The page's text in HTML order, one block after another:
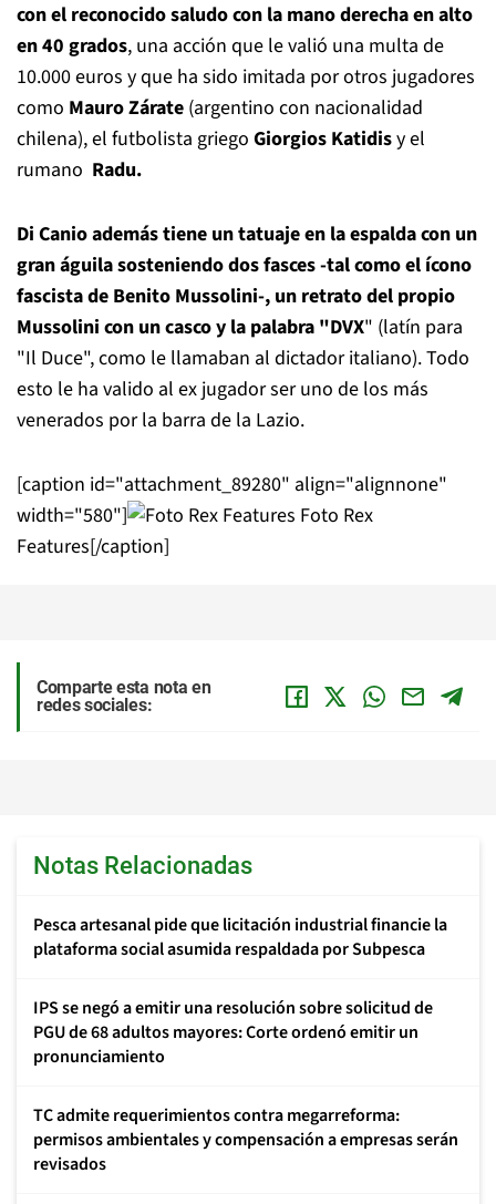
con el reconocido saludo con la mano derecha en alto
en 40 grados, una acción que le valió una multa de
10.000 euros y que ha sido imitada por otros jugadores
como Mauro Zárate (argentino con nacionalidad
chilena), el futbolista griego Giorgios Katidisy el
rumano Radu.
Di Canio además tiene un tatuaje en la espalda con un
gran águila sosteniendo dos fasces -tal como el ícono
fascista de Benito Mussolini-, un retrato del propio
Mussolini con un casco y la palabra "DVX" (latín para
"Il Duce", como le llamaban al dictador italiano). Todo
esto le ha valido al ex jugador ser uno de los más
venerados por la barra de la Lazio.
[caption id="attachment_89280" align="alignnone"
width="580"]
Foto Rex
Features[/caption]
Comparte esta nota en
redes sociales:
Notas Relacionadas
Pesca artesanal pide que licitación industrial financie la
plataforma social asumida respaldada por Subpesca
IPS se negó a emitir una resolución sobre solicitud de
PGU de 68 adultos mayores: Corte ordenó emitir un
pronunciamiento
TC admite requerimientos contra megarreforma:
permisos ambientales y compensación a empresas serán
revisados